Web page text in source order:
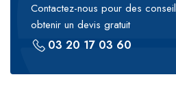
Contactez-nous pour des
obtenir un devis gratuit
03 20 17 03 60